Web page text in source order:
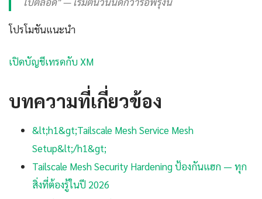
โปรโมชันแนะนำ
เปิดบัญชีเทรดกับ XM
บทความที่เกี่ยวข้อง
&lt;h1&gt;Tailscale Mesh Service Mesh
Setup&lt;/h1&gt;
Tailscale Mesh Security Hardening ป้องกันแฮก — ทุก
สิ่งที่ต้องรู้ในปี 2026